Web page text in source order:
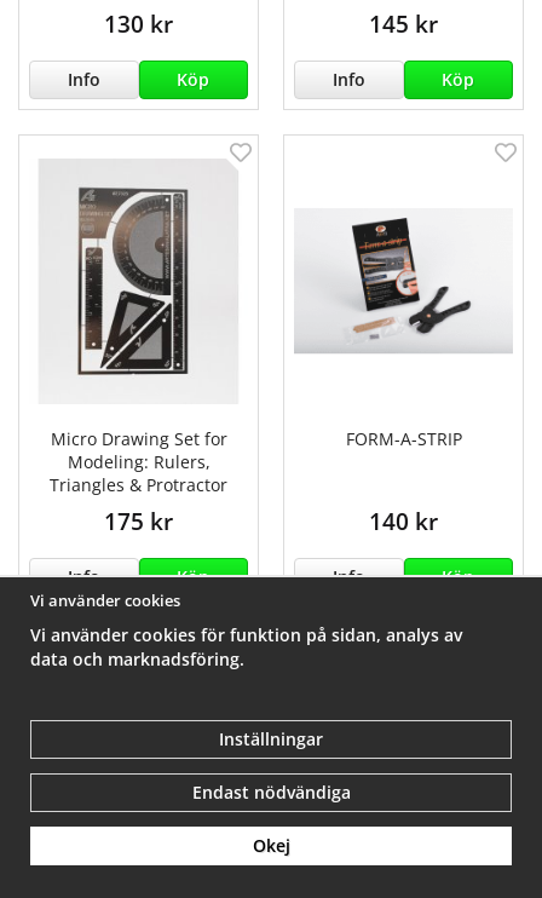
130 kr
Info Köp
145 kr
Info Köp
Micro Drawing Set for
Modeling: Rulers,
Triangles & Protractor
175 kr
Info Köp
FORM-A-STRIP
140 kr
Info Köp
Vi använder cookies
Vi använder cookies för funktion på sidan, analys av
data och marknadsföring.
Inställningar
Endast nödvändiga
Okej